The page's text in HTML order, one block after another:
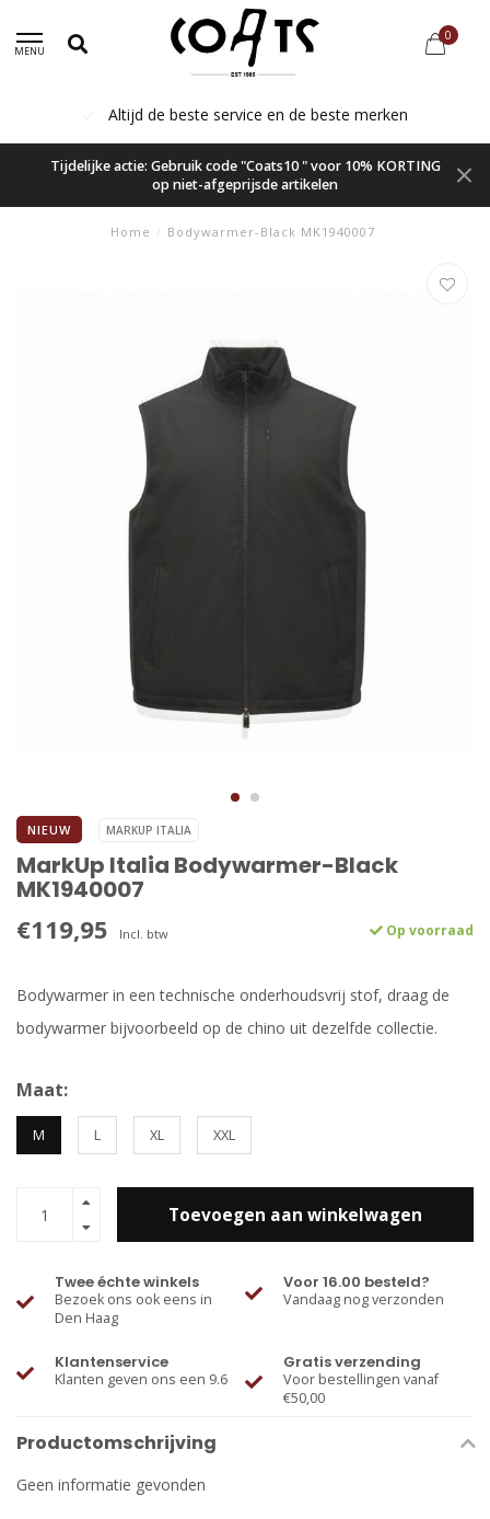
MENU
0
Altijd de beste service en de beste merken
Tijdelijke actie: Gebruik code "Coats10 " voor 10% KORTING
op niet-afgeprijsde artikelen
Home / Bodywarmer-Black MK1940007
NIEUW MARKUP ITALIA
MarkUp Italia Bodywarmer-Black
MK1940007
€119,95 Incl. btw Op voorraad
Bodywarmer in een technische onderhoudsvrij stof, draag de
bodywarmer bijvoorbeeld op de chino uit dezelfde collectie.
Maat:
M L XL XXL
Toevoegen aan winkelwagen
Twee échte winkels
Bezoek ons ook eens in
Den Haag
Voor 16.00 besteld?
Vandaag nog verzonden
Klantenservice
Klanten geven ons een 9.6
Gratis verzending
Voor bestellingen vanaf
€50,00
Productomschrijving
Geen informatie gevonden